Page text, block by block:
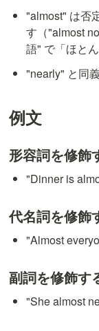
"almost" は否
す（"almost
語" で「ほと
"nearly" と同
例文
形容詞を修飾
"Dinner is
代名詞を修飾
"Almost
副詞を修飾す
"She almost